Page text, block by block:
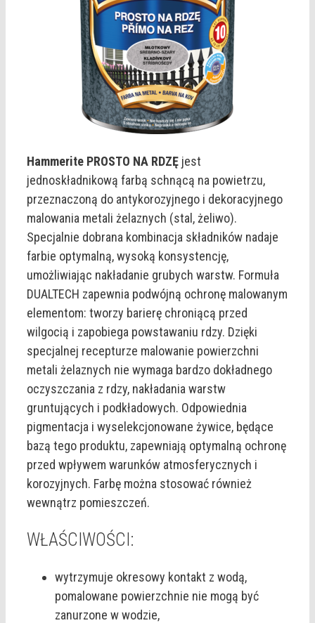
Hammerite PROSTO NA RDZĘ jest
jednoskładnikową farbą schnącą na powietrzu,
przeznaczoną do antykorozyjnego i dekoracyjnego
malowania metali żelaznych (stal, żeliwo).
Specjalnie dobrana kombinacja składników nadaje
farbie optymalną, wysoką konsystencję,
umożliwiając nakładanie grubych warstw. Formuła
DUALTECH zapewnia podwójną ochronę malowanym
elementom: tworzy barierę chroniącą przed
wilgocią i zapobiega powstawaniu rdzy. Dzięki
specjalnej recepturze malowanie powierzchni
metali żelaznych nie wymaga bardzo dokładnego
oczyszczania z rdzy, nakładania warstw
gruntujących i podkładowych. Odpowiednia
pigmentacja i wyselekcjonowane żywice, będące
bazą tego produktu, zapewniają optymalną ochronę
przed wpływem warunków atmosferycznych i
korozyjnych. Farbę można stosować również
wewnątrz pomieszczeń.
WŁAŚCIWOŚCI:
wytrzymuje okresowy kontakt z wodą,
pomalowane powierzchnie nie mogą być
zanurzone w wodzie,